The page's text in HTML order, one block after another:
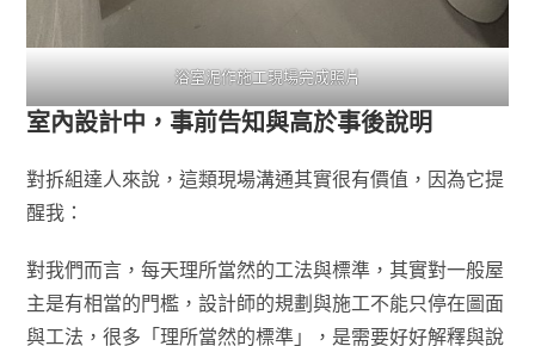
浴室泥作施工現場完成照片
室內設計中，事前告知與高於事後說明
對拆組達人來說，這類現場溝通其實很有價值，因為它提
醒我：
對我們而言，每天理所當然的工法與標準，其實對一般屋
主是有相當的門檻，設計師的規劃與施工不能只停在圖面
與工法，很多「理所當然的標準」，是需要好好解釋與說